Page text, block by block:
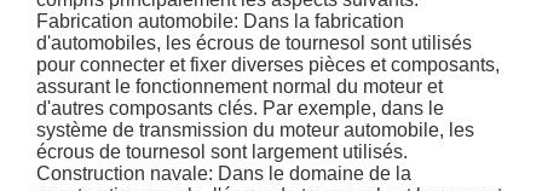
Fabrication automobile: Dans la fabrication
d'automobiles, les écrous de tournesol sont utilisés
pour connecter et fixer diverses pièces et composants,
assurant le fonctionnement normal du moteur et
d'autres composants clés. Par exemple, dans le
système de transmission du moteur automobile, les
écrous de tournesol sont largement utilisés.
Construction navale: Dans le domaine de la